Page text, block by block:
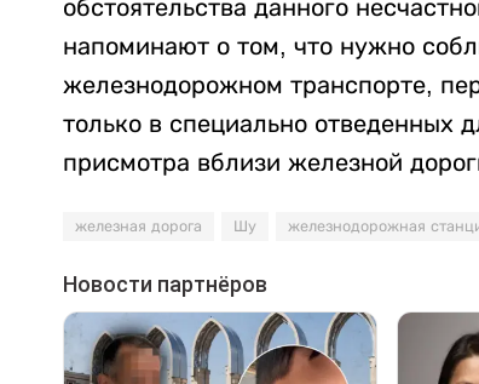
обстоятельства данного
напоминают о том, что нужно
железнодорожном транспорте,
только в специально отведенных
присмотра вблизи железной
железная дорога Шу железнодорожная